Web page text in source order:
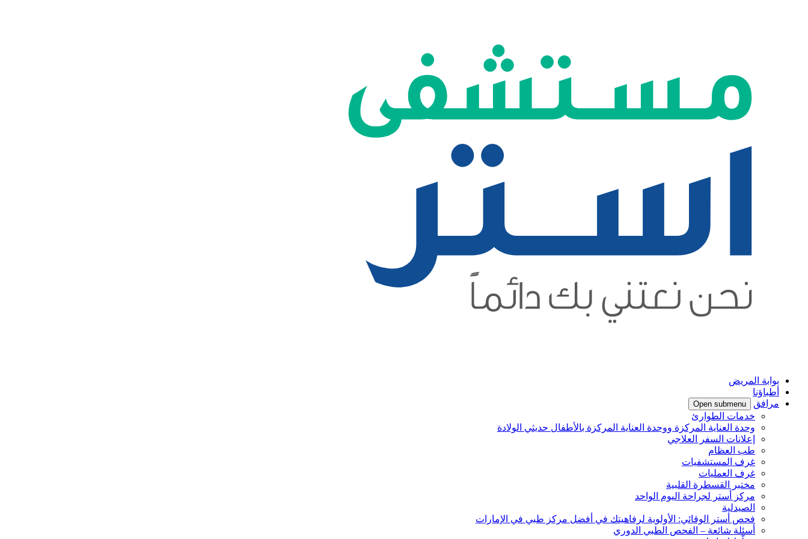
بوابة المريض
أطباؤنا
مرافق
Open submenu
خدمات الطوارئ
وحدة العناية المركزة ووحدة العناية المركزة بالأطفال حديثي الولادة
إعلانات السفر العلاجي
طب العظام
غرف المستشفيات
غرف العمليات
مختبر القسطرة القلبية
مركز أستر لجراحة اليوم الواحد
الصيدلية
فحص أستر الوقائي: الأولوية لرفاهيتك في أفضل مركز طبي في الإمارات
أسئلة شائعة – الفحص الطبي الدوري